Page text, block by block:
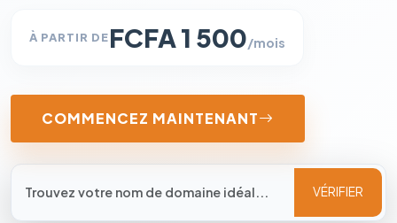
À PARTIR DEFCFA 1 500/mois
COMMENCEZ MAINTENANT
VÉRIFIER